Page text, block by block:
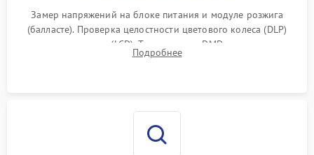
Замер напряжений на блоке питания и модуле розжига
(балласте). Проверка целостности цветового колеса (DLP)
или поляризаторов (LCD). Тестирование DMD-чипа, датчиков
температуры и оптопар с помощью мультиметра и
Подробнее